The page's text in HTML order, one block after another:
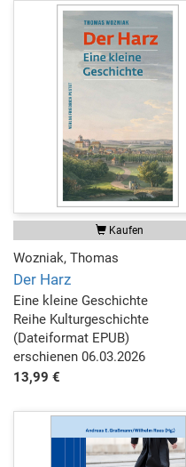
Kaufen
Wozniak, Thomas
Der Harz
Eine kleine Geschichte
Reihe Kulturgeschichte
(Dateiformat EPUB)
erschienen 06.03.2026
13,99 €